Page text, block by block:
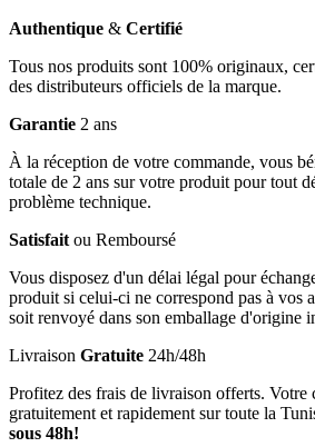
Authentique & Certifié
Tous nos produits sont 100% originaux,
des distributeurs officiels de la marque.
Garantie 2 ans
À la réception de votre commande, vous
totale de 2 ans sur votre produit pour tout
problème technique.
Satisfait ou Remboursé
Vous disposez d'un délai légal pour
produit si celui-ci ne correspond pas à vos
soit renvoyé dans son emballage d'origine
Livraison Gratuite 24h/48h
Profitez des frais de livraison offerts. Votre
gratuitement et rapidement sur toute la
sous 48h!